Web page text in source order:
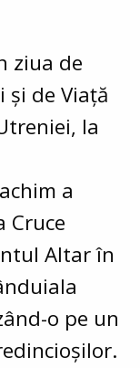
ziua de
și de Viață
la
a
Cruce
Altar în
o pe un